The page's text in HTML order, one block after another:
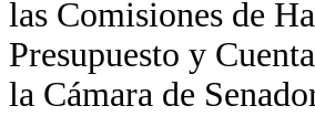
las Comisiones de
Presupuesto y
la Cámara de